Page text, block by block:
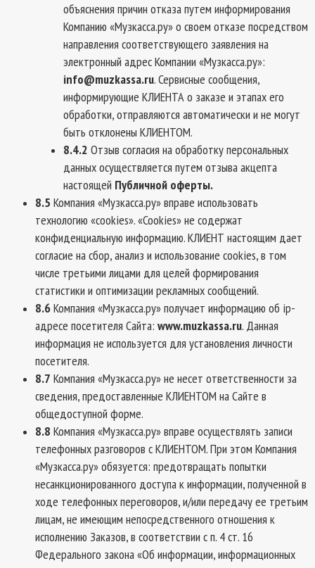
объяснения причин отказа путем информирования
Компанию «Музкасса.ру» о своем отказе посредством
направления соответствующего заявления на
электронный адрес Компании «Музкасса.ру»:
info@muzkassa.ru. Сервисные сообщения,
информирующие КЛИЕНТА о заказе и этапах его
обработки, отправляются автоматически и не могут
быть отклонены КЛИЕНТОМ.
8.4.2 Отзыв согласия на обработку персональных
данных осуществляется путем отзыва акцепта
настоящей Публичной оферты.
8.5 Компания «Музкасса.ру» вправе использовать
технологию «cookies». «Cookies» не содержат
конфиденциальную информацию. КЛИЕНТ настоящим дает
согласие на сбор, анализ и использование cookies, в том
числе третьими лицами для целей формирования
статистики и оптимизации рекламных сообщений.
8.6Компания «Музкасса.ру» получает информацию об ip-
адресе посетителя Сайта: www.muzkassa.ru. Данная
информация не используется для установления личности
посетителя.
8.7 Компания «Музкасса.ру» не несет ответственности за
сведения, предоставленные КЛИЕНТОМ на Сайте в
общедоступной форме.
8.8 Компания «Музкасса.ру» вправе осуществлять записи
телефонных разговоров с КЛИЕНТОМ. При этом Компания
«Музкасса.ру» обязуется: предотвращать попытки
несанкционированного доступа к информации, полученной в
ходе телефонных переговоров, и/или передачу ее третьим
лицам, не имеющим непосредственного отношения к
исполнению Заказов, в соответствии с п. 4 ст. 16
Федерального закона «Об информации, информационных